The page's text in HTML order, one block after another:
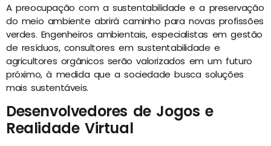
A preocupação com a sustentabilidade e a preservação
do meio ambiente abrirá caminho para novas profissões
verdes. Engenheiros ambientais, especialistas em gestão
de resíduos, consultores em sustentabilidade e
agricultores orgânicos serão valorizados em um futuro
próximo, à medida que a sociedade busca soluções
mais sustentáveis.
Desenvolvedores de Jogos e
Realidade Virtual